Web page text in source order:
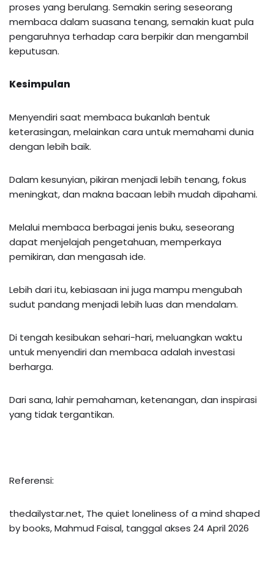
proses yang berulang. Semakin sering seseorang
membaca dalam suasana tenang, semakin kuat pula
pengaruhnya terhadap cara berpikir dan mengambil
keputusan.
Kesimpulan
Menyendiri saat membaca bukanlah bentuk
keterasingan, melainkan cara untuk memahami dunia
dengan lebih baik.
Dalam kesunyian, pikiran menjadi lebih tenang, fokus
meningkat, dan makna bacaan lebih mudah dipahami.
Melalui membaca berbagai jenis buku, seseorang
dapat menjelajah pengetahuan, memperkaya
pemikiran, dan mengasah ide.
Lebih dari itu, kebiasaan ini juga mampu mengubah
sudut pandang menjadi lebih luas dan mendalam.
Di tengah kesibukan sehari-hari, meluangkan waktu
untuk menyendiri dan membaca adalah investasi
berharga.
Dari sana, lahir pemahaman, ketenangan, dan inspirasi
yang tidak tergantikan.
Referensi:
thedailystar.net, The quiet loneliness of a mind shaped
by books, Mahmud Faisal, tanggal akses 24 April 2026